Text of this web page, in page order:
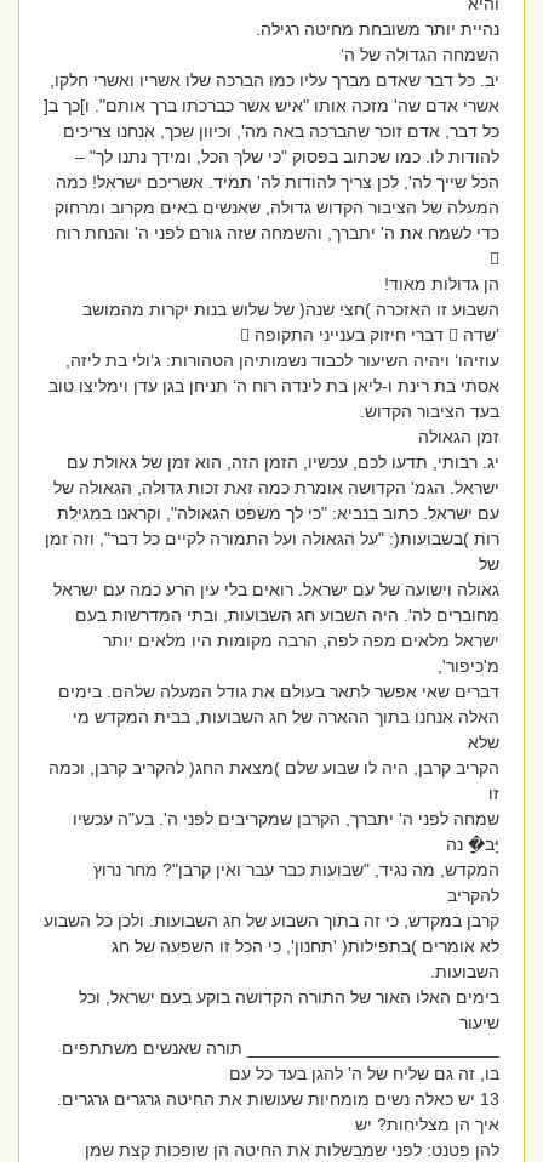
נהיית יותר משובחת מחיטה רגילה.
השמחה הגדולה של ה‘
יב. כל דבר שאדם מברך עליו כמו הברכה שלו אשריו ואשרי חלקו,
אשרי אדם שה' מזכה אותו "איש אשר כברכתו ברך אותם". ו]כך ב[
כל דבר, אדם זוכר שהברכה באה מה', וכיוון שכך, אנחנו צריכים
להודות לו. כמו שכתוב בפסוק "כי שלך הכל, ומידך נתנו לך" –
הכל שייך לה', לכן צריך להודות לה' תמיד. אשריכם ישראל! כמה
המעלה של הציבור הקדוש גדולה, שאנשים באים מקרוב ומרחוק
כדי לשמח את ה' יתברך, והשמחה שזה גורם לפני ה' והנחת רוח
הן גדולות מאוד!
השבוע זו האזכרה )חצי שנה( של שלוש בנות יקרות מהמושב
’שדה  דברי חיזוק בענייני התקופה 
עוזיהו‘ ויהיה השיעור לכבוד נשמותיהן הטהורות: ג‘ולי בת ליזה,
אסתי בת רינת ו-ליאן בת לינדה רוח ה‘ תניחן בגן עדן וימליצו טוב
בעד הציבור הקדוש.
זמן הגאולה
יג. רבותי, תדעו לכם, עכשיו, הזמן הזה, הוא זמן של גאולת עם
ישראל. הגמ' הקדושה אומרת כמה זאת זכות גדולה, הגאולה של
עם ישראל. כתוב בנביא: "כי לך משפט הגאולה", וקראנו במגילת
רות )בשבועות(: "על הגאולה ועל התמורה לקיים כל דבר", וזה זמן
של
גאולה וישועה של עם ישראל. רואים בלי עין הרע כמה עם ישראל
מחוברים לה'. היה השבוע חג השבועות, ובתי המדרשות בעם
ישראל מלאים מפה לפה, הרבה מקומות היו מלאים יותר
מ'כיפור',
דברים שאי אפשר לתאר בעולם את גודל המעלה שלהם. בימים
האלה אנחנו בתוך ההארה של חג השבועות, בבית המקדש מי
שלא
הקריב קרבן, היה לו שבוע שלם )מצאת החג( להקריב קרבן, וכמה
שמחה לפני ה' יתברך, הקרבן שמקריבים לפני ה'. בע"ה עכשיו
יָּב�ָ נה
המקדש, מה נגיד, "שבועות כבר עבר ואין קרבן"? מחר נרוץ
להקריב
קרבן במקדש, כי זה בתוך השבוע של חג השבועות. ולכן כל השבוע
לא אומרים )בתפילות( 'תחנון', כי הכל זו השפעה של חג
השבועות.
בימים האלו האור של התורה הקדושה בוקע בעם ישראל, וכל
שיעור
__________________________ תורה שאנשים משתתפים
בו, זה גם שליח של ה' להגן בעד כל עם
13 יש כאלה נשים מומחיות שעושות את החיטה גרגרים גרגרים.
איך הן מצליחות? יש
להן פטנט: לפני שמבשלות את החיטה הן שופכות קצת שמן